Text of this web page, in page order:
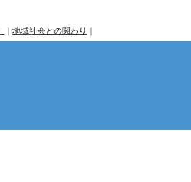
｜ 地域社会との関わり ｜